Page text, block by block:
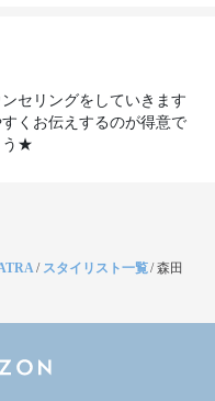
セリングをしていきます
くお伝えするのが得意で
う★
/ スタイリスト一覧/森田